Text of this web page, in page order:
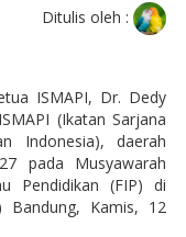
Ditulis oleh :
ISMAPI, Dr. Dedy
(Ikatan Sarjana
Indonesia), daerah
pada Musyawarah
Pendidikan (FIP) di
Bandung, Kamis, 12